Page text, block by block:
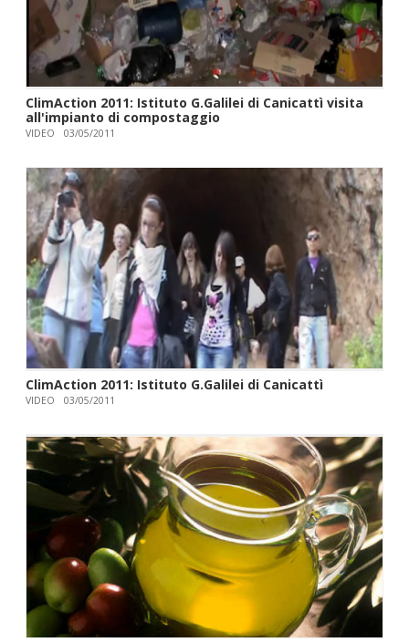
ClimAction 2011: Istituto G.Galilei di Canicattì visita
all'impianto di compostaggio
VIDEO 03/05/2011
ClimAction 2011: Istituto G.Galilei di Canicattì
VIDEO 03/05/2011